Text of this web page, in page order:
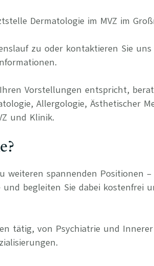
Dermatologie im MVZ im
zu oder kontaktieren Sie
Vorstellungen entspricht,
Allergologie, Ästhetischer
und Klinik.
weiteren spannenden Positionen
begleiten Sie dabei kostenfrei
tätig, von Psychiatrie und